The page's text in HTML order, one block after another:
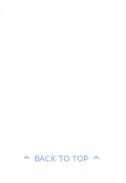
BACK TO TOP